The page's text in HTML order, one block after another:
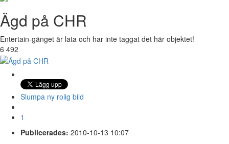
Ägd på CHR
Entertain-gänget är lata och har inte taggat det här objektet!
6 492
Slumpa ny rolig bild
1
Publicerades: 2010-10-13 10:07